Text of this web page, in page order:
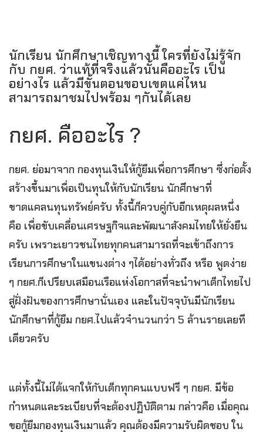
นักเรียน นักศึกษาเชิญทางนี้ ใครที่ยังไม่รู้จัก
กับ กยศ. ว่าแท้ที่จริงแล้วนั้นคืออะไร เป็น
อย่างไร แล้วมีขั้นตอนขอบเขตแค่ไหน
สามารถมาชมไปพร้อม ๆกันได้เลย
กยศ. คืออะไร ?
กยศ. ย่อมาจาก กองทุนเงินให้กู้ยืมเพื่อการศึกษา ซึ่งก่อตั้ง
สร้างขึ้นมาเพื่อเป็นทุนให้กับนักเรียน นักศึกษาที่
ขาดแคลนทุนทรัพย์ครับ ทั้งนี้ก็ควบคู่กับอีกเหตุผลหนึ่ง
คือ เพื่อขับเคลื่อนเศรษฐกิจและพัฒนาสังคมไทยให้ยั่งยืน
ครับ เพราะเยาวชนไทยทุกคนสามารถที่จะเข้าถึงการ
เรียนการศึกษาในแขนงต่าง ๆได้อย่างทั่วถึง หรือ พูดง่าย
ๆ กยศ.ก็เปรียบเสมือนเรือแห่งโอกาสที่จะนำพาเด็กไทยไป
สู่ฝั่งฝันของการศึกษานั่นเอง และในปัจจุบันมีนักเรียน
นักศึกษาที่กู้ยืม กยศ.ไปแล้วจำนวนกว่า 5 ล้านรายเลยที
เดียวครับ
แต่ทั้งนี้ไม่ได้แจกให้กับเด็กทุกคนแบบฟรี ๆ กยศ. มีข้อ
กำหนดและระเบียบที่จะต้องปฏิบัติตาม กล่าวคือ เมื่อคุณ
ขอกู้ยืมกองทุนเงินมาแล้ว คุณต้องมีความรับผิดชอบ ใน